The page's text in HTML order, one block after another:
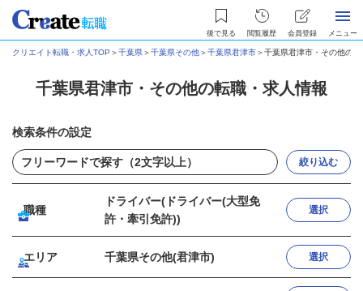
後で見る 閲覧履歴 会員登録 メニュー
クリエイト転職・求人TOP ＞千葉県＞千葉県その他＞千葉県君津市＞千葉県君津市・その他の
千葉県君津市・その他の転職・求人情報
検索条件の設定
絞り込む
職種
ドライバー(ドライバー(大型免
許・牽引免許))
選択
エリア 千葉県その他(君津市) 選択